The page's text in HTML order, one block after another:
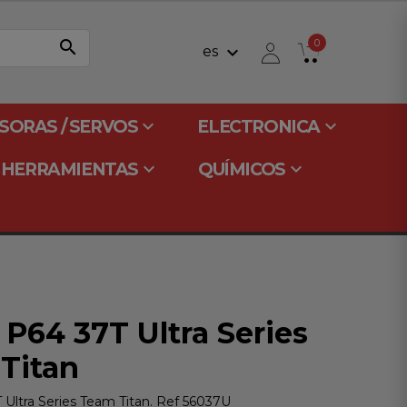
search es keyboard_arrow_down 0
/ SERVOSkeyboard_arrow_down ELECTRONICAkeyboard_arrow_down
HERRAMIENTAS keyboard_arrow_down QUÍMICOSkeyboard_arrow_down
37T Ultra Series
Ultra Series Team Titan. Ref 56037U